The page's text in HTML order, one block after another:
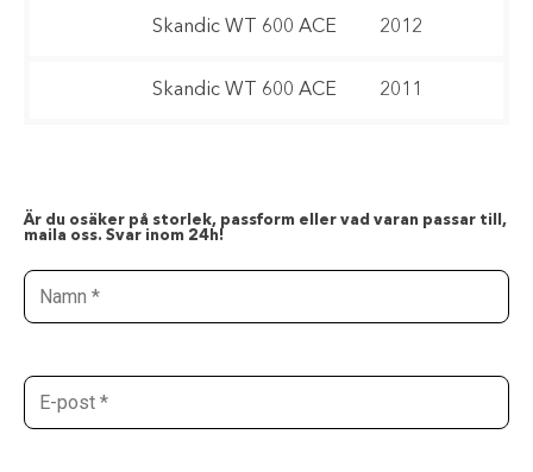
Skandic WT 600 ACE 2012
Skandic WT 600 ACE 2011
Är du osäker på storlek, passform eller vad varan passar till,
maila oss. Svar inom 24h!